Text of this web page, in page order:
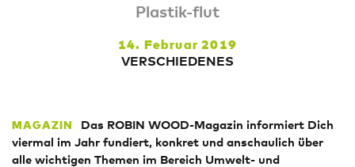
Plastik-flut
14. Februar 2019
VERSCHIEDENES
MAGAZIN
Das ROBIN WOOD-Magazin informiert Dich
viermal im Jahr fundiert, konkret und anschaulich über
alle wichtigen Themen im Bereich Umwelt- und